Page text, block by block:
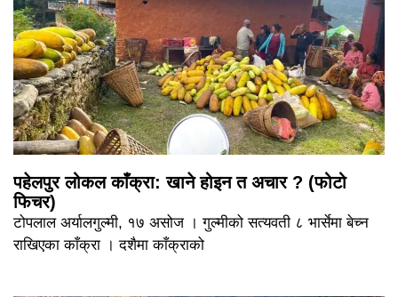
पहेलपुर लोकल काँक्रा: खाने होइन त अचार ? (फोटो
फिचर)
टोपलाल अर्यालगुल्मी, १७ असोज । गुल्मीको सत्यवती ८ भार्सेमा बेच्न
राखिएका काँक्रा । दशैमा काँक्राको